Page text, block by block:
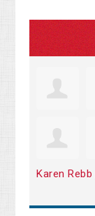
Karen Rebb